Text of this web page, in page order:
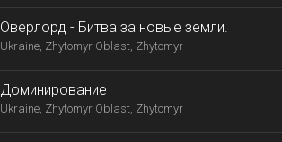
Оверлорд - Битва за новые земли.
Ukraine, Zhytomyr Oblast, Zhytomyr
Доминирование
Ukraine, Zhytomyr Oblast, Zhytomyr